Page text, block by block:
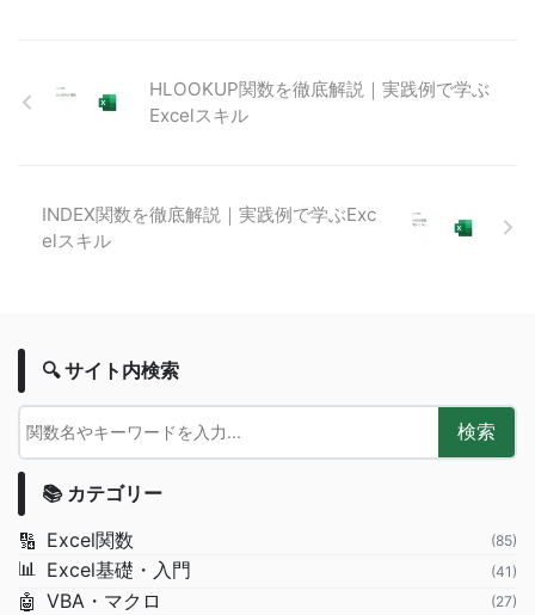
HLOOKUP関数を徹底解説｜実践例で学ぶ
Excelスキル
INDEX関数を徹底解説｜実践例で学ぶExc
elスキル
🔍 サイト内検索
検索
📚 カテゴリー
🔢 Excel関数 (85)
📊 Excel基礎・入門 (41)
🤖 VBA・マクロ (27)